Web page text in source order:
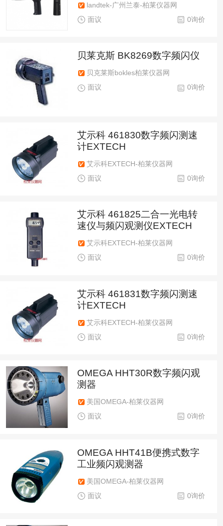
landtek-广州兰泰-柏莱仪器网
0询价
面议
贝莱克斯 BK8269数字频闪仪
贝克莱斯bokles柏莱仪器网
0询价
面议
艾示科 461830数字频闪测速
计EXTECH
艾示科EXTECH-柏莱仪器网
0询价
面议
艾示科 461825二合一光电转
速仪与频闪观测仪EXTECH
艾示科EXTECH-柏莱仪器网
0询价
面议
艾示科 461831数字频闪测速
计EXTECH
艾示科EXTECH-柏莱仪器网
0询价
面议
OMEGA HHT30R数字频闪观
测器
美国OMEGA-柏莱仪器网
0询价
面议
OMEGA HHT41B便携式数字
工业频闪观测器
美国OMEGA-柏莱仪器网
0询价
面议